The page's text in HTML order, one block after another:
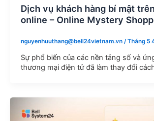
Dịch vụ khách hàng bí mật
online – Online Mystery
nguyenhuuthang@bell24vietnam.vn /Tháng 5
Sự phổ biến của các nền tảng số và
thương mại điện tử đã làm thay đổi